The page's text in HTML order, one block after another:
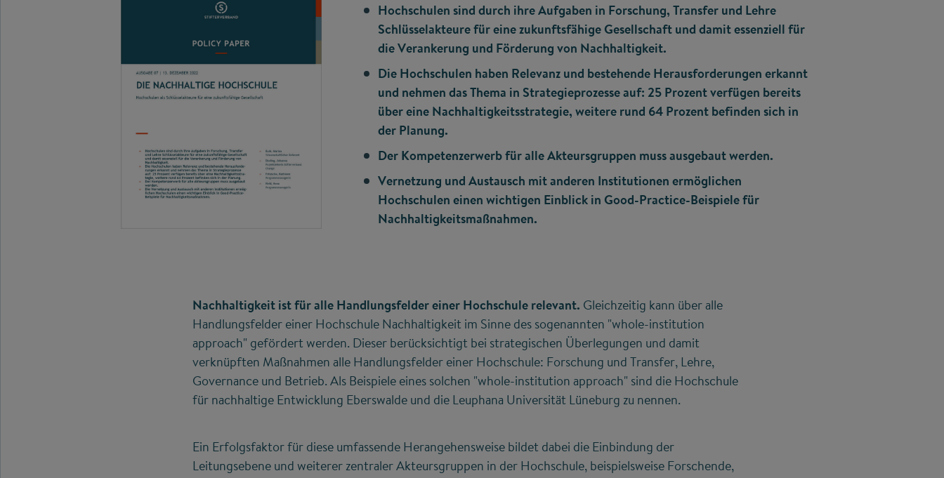
Hochschulen sind durch ihre Aufgaben in Forschung, Transfer und Lehre
Schlüsselakteure für eine zukunftsfähige Gesellschaft und damit essenziell für
die Verankerung und Förderung von Nachhaltigkeit.
Die Hochschulen haben Relevanz und bestehende Herausforderungen erkannt
und nehmen das Thema in Strategieprozesse auf: 25 Prozent verfügen bereits
über eine Nachhaltigkeitsstrategie, weitere rund 64 Prozent befinden sich in
der Planung.
Der Kompetenzerwerb für alle Akteursgruppen muss ausgebaut werden.
Vernetzung und Austausch mit anderen Institutionen ermöglichen
Hochschulen einen wichtigen Einblick in Good-Practice-Beispiele für
Nachhaltigkeitsmaßnahmen.
Nachhaltigkeit ist für alle Handlungsfelder einer Hochschule relevant. Gleichzeitig kann über alle
Handlungsfelder einer Hochschule Nachhaltigkeit im Sinne des sogenannten "whole-institution
approach" gefördert werden. Dieser berücksichtigt bei strategischen Überlegungen und damit
verknüpften Maßnahmen alle Handlungsfelder einer Hochschule: Forschung und Transfer, Lehre,
Governance und Betrieb. Als Beispiele eines solchen "whole-institution approach" sind die Hochschule
für nachhaltige Entwicklung Eberswalde und die Leuphana Universität Lüneburg zu nennen.
Ein Erfolgsfaktor für diese umfassende Herangehensweise bildet dabei die Einbindung der
Leitungsebene und weiterer zentraler Akteursgruppen in der Hochschule, beispielsweise Forschende,